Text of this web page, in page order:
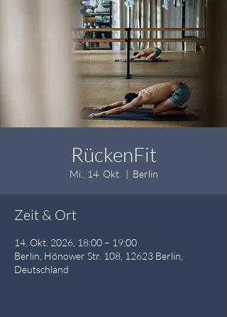
RückenFit
Mi., 14. Okt.
  |
Berlin
Zeit & Ort
14. Okt. 2026, 18:00 – 19:00
Berlin, Hönower Str. 108, 12623 Berlin,
Deutschland